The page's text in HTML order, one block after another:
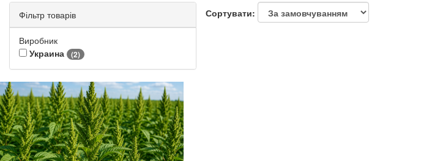
Фільтр товарів
Виробник
Украина
(2)
Сортувати: